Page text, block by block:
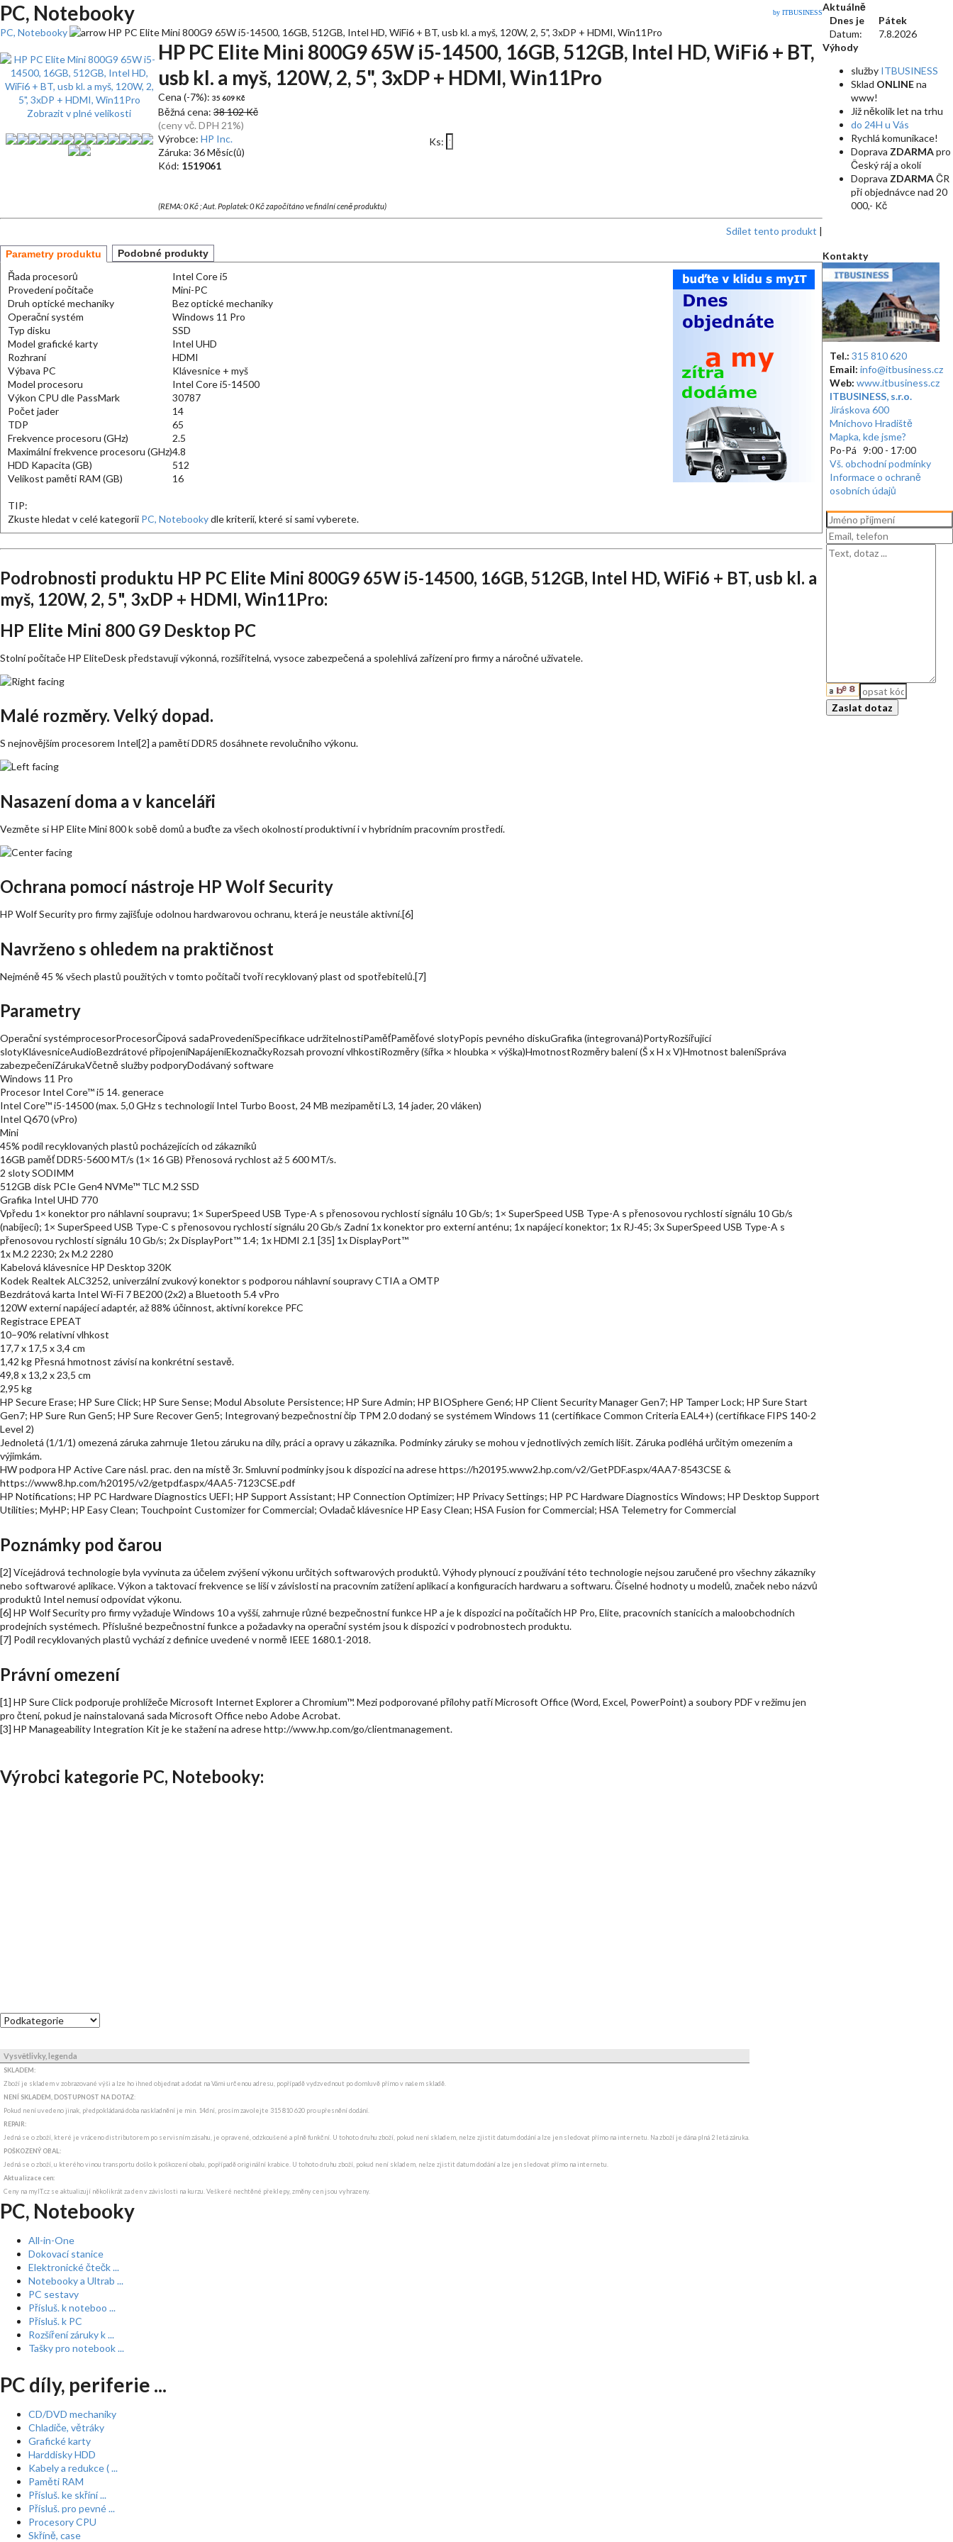
PC, Notebooky by ITBUSINESS
PC, Notebooky HP PC Elite Mini 800G9 65W i5-14500, 16GB, 512GB, Intel HD, WiFi6 + BT, usb kl. a myš, 120W, 2, 5", 3xDP + HDMI, Win11Pro
Zobrazit v plné velikosti
HP PC Elite Mini 800G9 65W i5-14500, 16GB, 512GB, Intel HD, WiFi6 + BT,
usb kl. a myš, 120W, 2, 5", 3xDP + HDMI, Win11Pro
Cena (-7%): 35 609 Kč
Běžná cena: 38 102 Kč
(ceny vč. DPH 21%)
Ks:
Výrobce: HP Inc.
Záruka: 36 Měsíc(ů)
Kód: 1519061
(REMA: 0 Kč ; Aut. Poplatek: 0 Kč započítáno ve finální ceně produktu)
Sdílet tento produkt |
Parametry produktu Podobné produkty
Řada procesorů
Intel Core i5
Provedení počítače
Mini-PC
Druh optické mechaniky
Bez optické mechaniky
Operační systém
Windows 11 Pro
Typ disku
SSD
Model grafické karty
Intel UHD
Rozhraní
HDMI
Výbava PC
Klávesnice + myš
Model procesoru
Intel Core i5-14500
Výkon CPU dle PassMark
30787
Počet jader
14
TDP
65
Frekvence procesoru (GHz)
2.5
Maximální frekvence procesoru (GHz)4.8
HDD Kapacita (GB)
512
Velikost paměti RAM (GB)
16
TIP:
Zkuste hledat v celé kategorii PC, Notebookydle kriterií, které si sami vyberete.
Podrobnosti produktu HP PC Elite Mini 800G9 65W i5-14500, 16GB, 512GB, Intel HD, WiFi6 + BT, usb kl. a
myš, 120W, 2, 5", 3xDP + HDMI, Win11Pro:
HP Elite Mini 800 G9 Desktop PC
Stolní počítače HP EliteDesk představují výkonná, rozšiřitelná, vysoce zabezpečená a spolehlivá zařízení pro firmy a náročné uživatele.
Malé rozměry. Velký dopad.
S nejnovějším procesorem Intel[2] a pamětí DDR5 dosáhnete revolučního výkonu.
Nasazení doma a v kanceláři
Vezměte si HP Elite Mini 800 k sobě domů a buďte za všech okolností produktivní i v hybridním pracovním prostředí.
Ochrana pomocí nástroje HP Wolf Security
HP Wolf Security pro firmy zajišťuje odolnou hardwarovou ochranu, která je neustále aktivní.[6]
Navrženo s ohledem na praktičnost
Nejméně 45 % všech plastů použitých v tomto počítači tvoří recyklovaný plast od spotřebitelů.[7]
Parametry
Operační systémprocesorProcesorČipová sadaProvedeníSpecifikace udržitelnostiPaměťPaměťové slotyPopis pevného diskuGrafika (integrovaná)PortyRozšiřující
slotyKlávesniceAudioBezdrátové připojeníNapájeníEkoznačkyRozsah provozní vlhkostiRozměry (šířka × hloubka × výška)HmotnostRozměry balení (Š x H x V)Hmotnost baleníSpráva
zabezpečeníZárukaVčetně služby podporyDodávaný software
Windows 11 Pro
Procesor Intel Core™ i5 14. generace
Intel Core™ i5-14500 (max. 5,0 GHz s technologií Intel Turbo Boost, 24 MB mezipaměti L3, 14 jader, 20 vláken)
Intel Q670 (vPro)
Mini
45% podíl recyklovaných plastů pocházejících od zákazníků
16GB paměť DDR5-5600 MT/s (1× 16 GB) Přenosová rychlost až 5 600 MT/s.
2 sloty SODIMM
512GB disk PCIe Gen4 NVMe™ TLC M.2 SSD
Grafika Intel UHD 770
Vpředu 1× konektor pro náhlavní soupravu; 1× SuperSpeed USB Type-A s přenosovou rychlostí signálu 10 Gb/s; 1× SuperSpeed USB Type-A s přenosovou rychlostí signálu 10 Gb/s
(nabíjecí); 1× SuperSpeed USB Type-C s přenosovou rychlostí signálu 20 Gb/s Zadní 1x konektor pro externí anténu; 1x napájecí konektor; 1x RJ-45; 3x SuperSpeed USB Type-A s
přenosovou rychlostí signálu 10 Gb/s; 2x DisplayPort™ 1.4; 1x HDMI 2.1 [35] 1x DisplayPort™
1x M.2 2230; 2x M.2 2280
Kabelová klávesnice HP Desktop 320K
Kodek Realtek ALC3252, univerzální zvukový konektor s podporou náhlavní soupravy CTIA a OMTP
Bezdrátová karta Intel Wi-Fi 7 BE200 (2x2) a Bluetooth 5.4 vPro
120W externí napájecí adaptér, až 88% účinnost, aktivní korekce PFC
Registrace EPEAT
10–90% relativní vlhkost
17,7 x 17,5 x 3,4 cm
1,42 kg Přesná hmotnost závisí na konkrétní sestavě.
49,8 x 13,2 x 23,5 cm
2,95 kg
HP Secure Erase; HP Sure Click; HP Sure Sense; Modul Absolute Persistence; HP Sure Admin; HP BIOSphere Gen6; HP Client Security Manager Gen7; HP Tamper Lock; HP Sure Start
Gen7; HP Sure Run Gen5; HP Sure Recover Gen5; Integrovaný bezpečnostní čip TPM 2.0 dodaný se systémem Windows 11 (certifikace Common Criteria EAL4+) (certifikace FIPS 140-2
Level 2)
Jednoletá (1/1/1) omezená záruka zahrnuje 1letou záruku na díly, práci a opravy u zákazníka. Podmínky záruky se mohou v jednotlivých zemích lišit. Záruka podléhá určitým omezením a
výjimkám.
HW podpora HP Active Care násl. prac. den na místě 3r. Smluvní podmínky jsou k dispozici na adrese https://h20195.www2.hp.com/v2/GetPDF.aspx/4AA7-8543CSE &
https://www8.hp.com/h20195/v2/getpdf.aspx/4AA5-7123CSE.pdf
HP Notifications; HP PC Hardware Diagnostics UEFI; HP Support Assistant; HP Connection Optimizer; HP Privacy Settings; HP PC Hardware Diagnostics Windows; HP Desktop Support
Utilities; MyHP; HP Easy Clean; Touchpoint Customizer for Commercial; Ovladač klávesnice HP Easy Clean; HSA Fusion for Commercial; HSA Telemetry for Commercial
Poznámky pod čarou
[2] Vícejádrová technologie byla vyvinuta za účelem zvýšení výkonu určitých softwarových produktů. Výhody plynoucí z používání této technologie nejsou zaručené pro všechny zákazníky
nebo softwarové aplikace. Výkon a taktovací frekvence se liší v závislosti na pracovním zatížení aplikací a konfiguracích hardwaru a softwaru. Číselné hodnoty u modelů, značek nebo názvů
produktů Intel nemusí odpovídat výkonu.
[6] HP Wolf Security pro firmy vyžaduje Windows 10 a vyšší, zahrnuje různé bezpečnostní funkce HP a je k dispozici na počítačích HP Pro, Elite, pracovních stanicích a maloobchodních
prodejních systémech. Příslušné bezpečnostní funkce a požadavky na operační systém jsou k dispozici v podrobnostech produktu.
[7] Podíl recyklovaných plastů vychází z definice uvedené v normě IEEE 1680.1-2018.
Právní omezení
[1] HP Sure Click podporuje prohlížeče Microsoft Internet Explorer a Chromium™. Mezi podporované přílohy patří Microsoft Office (Word, Excel, PowerPoint) a soubory PDF v režimu jen
pro čtení, pokud je nainstalovaná sada Microsoft Office nebo Adobe Acrobat.
[3] HP Manageability Integration Kit je ke stažení na adrese http://www.hp.com/go/clientmanagement.
Výrobci kategorie PC, Notebooky:
Vysvětlivky, legenda
SKLADEM:
Zboží je skladem v zobrazované výši a lze ho ihned objednat a dodat na Vámi určenou adresu, popřípadě vydzvednout po domluvě přímo v našem skladě.
NENÍ SKLADEM, DOSTUPNOST NA DOTAZ:
Pokud není uvedeno jinak, předpokládaná doba naskladnění je min. 14dní, prosím zavolejte 315 810 620 pro upřesnění dodání.
REPAIR:
Jedná se o zboží, které je vráceno distributorem po servisním zásahu, je opravené, odzkoušené a plně funkční. U tohoto druhu zboží, pokud není skladem, nelze zjistit datum dodání a lze jen sledovat přímo na internetu. Na zboží je dána plná 2 letá záruka.
POŠKOZENÝ OBAL:
Jedná se o zboží, u kterého vinou transportu došlo k poškození obalu, popřípadě originální krabice. U tohoto druhu zboží, pokud není skladem, nelze zjistit datum dodání a lze jen sledovat přímo na internetu.
Aktualizace cen:
Ceny na myIT.cz se aktualizují několikrát za den v závislosti na kurzu. Veškeré nechtěné překlepy, změny cen jsou vyhrazeny.
Aktuálně
Dnes je
Pátek
Datum:
7.8.2026
Výhody
služby ITBUSINESS
Sklad ONLINEna
www!
Již několik let na trhu
do 24H u Vás
Rychlá komunikace!
Doprava ZDARMApro
Český ráj a okolí
Doprava ZDARMAČR
při objednávce nad 20
000,- Kč
Kontakty
Tel.: 315 810 620
Email: info@itbusiness.cz
Web: www.itbusiness.cz
ITBUSINESS, s.r.o.
Jiráskova 600
Mnichovo Hradiště
Mapka, kde jsme?
Po-Pá 9:00 - 17:00
Vš. obchodní podmínky
Informace o ochraně
osobních údajů
PC, Notebooky
All-in-One
Dokovací stanice
Elektronické čtečk ...
Notebooky a Ultrab ...
PC sestavy
Přísluš. k noteboo ...
Přísluš. k PC
Rozšíření záruky k ...
Tašky pro notebook ...
PC díly, periferie ...
CD/DVD mechaniky
Chladiče, větráky
Grafické karty
Harddisky HDD
Kabely a redukce ( ...
Paměti RAM
Přísluš. ke skříní ...
Přísluš. pro pevné ...
Procesory CPU
Skříně, case